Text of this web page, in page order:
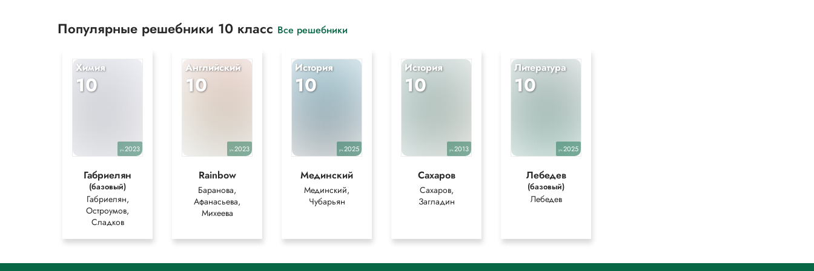
Популярные решебники 10 класс Все решебники
Химия
10
уч.2023
Габриелян
(базовый)
Габриелян,
Остроумов,
Сладков
Английский
10
уч.2023
Rainbow
Баранова,
Афанасьева,
Михеева
История
10
уч.2025
Мединский
Мединский,
Чубарьян
История
10
уч.2013
Сахаров
Сахаров,
Загладин
Литература
10
уч.2025
Лебедев
(базовый)
Лебедев